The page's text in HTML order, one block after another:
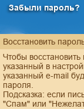
Забыли пароль?
Восстановить
Чтобы
указанный в
указанный e-mail
пароля.
Подсказка: если
"Спам" или